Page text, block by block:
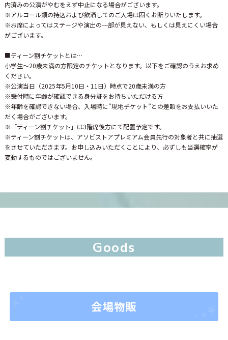
内済みの公演がやむをえず中止になる場合がございます。
※アルコール類の持込および飲酒してのご入場は固くお断りいたします。
※お席によってはステージや演出の一部が見えない、もしくは見えにくい場合
がございます。
■ティーン割チケットとは…
小学生～20歳未満の方限定のチケットとなります。以下をご確認のうえお求め
ください。
※公演当日（2025年5月10日・11日）時点で20歳未満の方
※受付時に年齢が確認できる身分証をお持ちいただける方
※年齢を確認できない場合、入場時に”現地チケット”との差額をお支払いいた
だく場合がございます。
※「ティーン割チケット」は3階席後方にて配置予定です。
※ティーン割チケットは、アソビストアプレミアム会員先行の対象者と共に抽選
をさせていただきます。お申し込みいただくことにより、必ずしも当選確率が
変動するものではございません。
Goods
会場物販